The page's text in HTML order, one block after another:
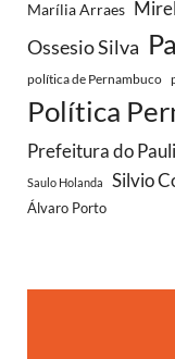
Marília Arraes
Ossesio Silva
política de Pernambuco
Política
Prefeitura do
Saulo Holanda Silvio
Álvaro Porto